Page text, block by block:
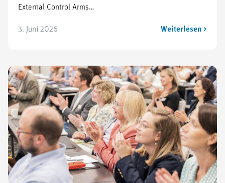
External Control Arms…
3. Juni 2026 Weiterlesen >